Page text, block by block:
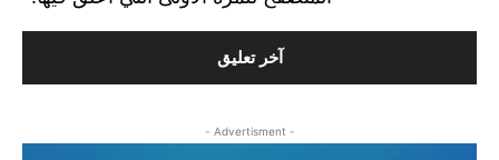
- Advertisment -